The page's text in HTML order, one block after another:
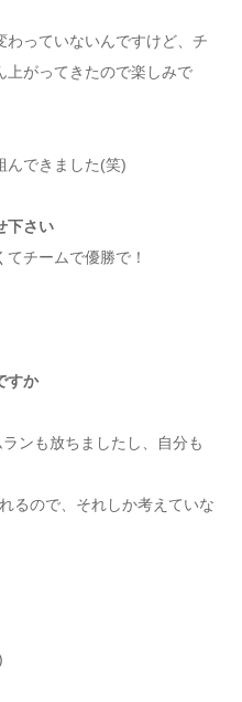
わっていないんですけど、チ
上がってきたので楽しみで
んできました(笑)
下さい
てチームで優勝で！
すか
ンも放ちましたし、自分も
るので、それしか考えていな